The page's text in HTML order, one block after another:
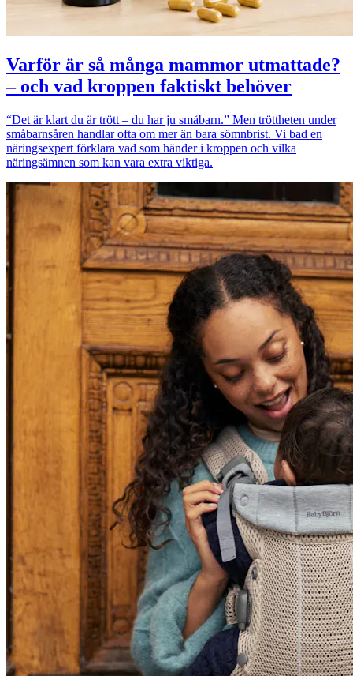
Varför är så många mammor utmattade?
– och vad kroppen faktiskt behöver
“Det är klart du är trött – du har ju småbarn.” Men tröttheten under
småbarnsåren handlar ofta om mer än bara sömnbrist. Vi bad en
näringsexpert förklara vad som händer i kroppen och vilka
näringsämnen som kan vara extra viktiga.